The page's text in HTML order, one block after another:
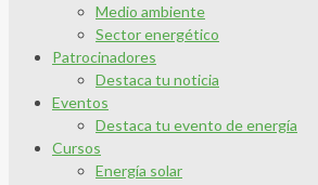
Medio ambiente
Sector energético
Patrocinadores
Destaca tu noticia
Eventos
Destaca tu evento de energía
Cursos
Energía solar